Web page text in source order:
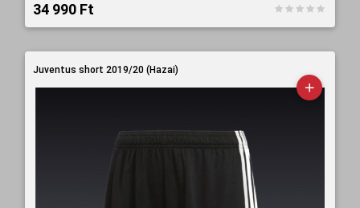
34 990 Ft‎
Juventus short 2019/20 (Hazai)